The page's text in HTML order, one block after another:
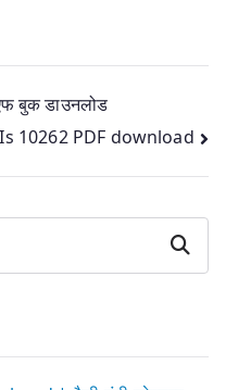
बुक डाउनलोड
Is 10262 PDF download
Search